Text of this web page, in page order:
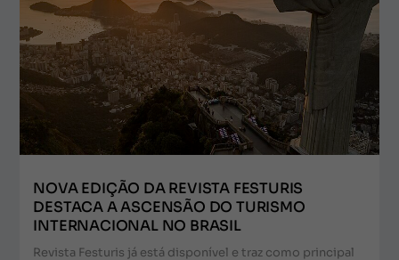
NOVA EDIÇÃO DA REVISTA FESTURIS
DESTACA A ASCENSÃO DO TURISMO
INTERNACIONAL NO BRASIL
Revista Festuris já está disponível e traz como principal